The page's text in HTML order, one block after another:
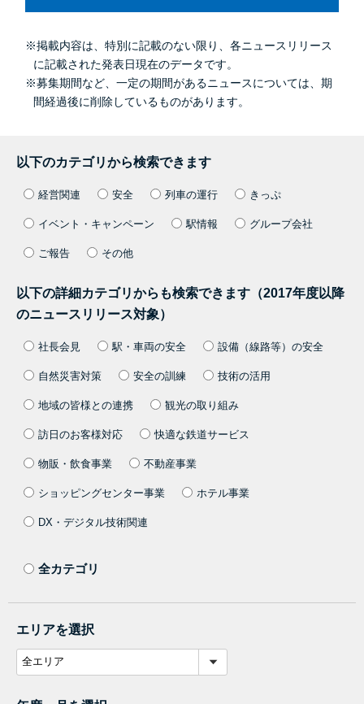
※掲載内容は、特別に記載のない限り、各ニュースリリース
に記載された発表日現在のデータです。
※募集期間など、一定の期間があるニュースについては、期
間経過後に削除しているものがあります。
以下のカテゴリから検索できます
経営関連 安全 列車の運行 きっぷ
イベント・キャンペーン 駅情報 グループ会社
ご報告 その他
以下の詳細カテゴリからも検索できます（2017年度以降
のニュースリリース対象）
社長会見 駅・車両の安全 設備（線路等）の安全
自然災害対策 安全の訓練 技術の活用
地域の皆様との連携 観光の取り組み
訪日のお客様対応 快適な鉄道サービス
物販・飲食事業 不動産事業
ショッピングセンター事業 ホテル事業
DX・デジタル技術関連
全カテゴリ
エリアを選択